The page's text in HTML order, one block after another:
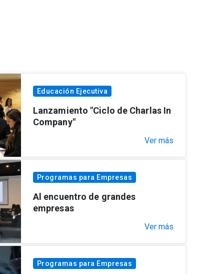
Educación Ejecutiva
Lanzamiento "Ciclo de Charlas In
Company"
Ver más
Programas para Empresas
Al encuentro de grandes
empresas
Ver más
Programas para Empresas